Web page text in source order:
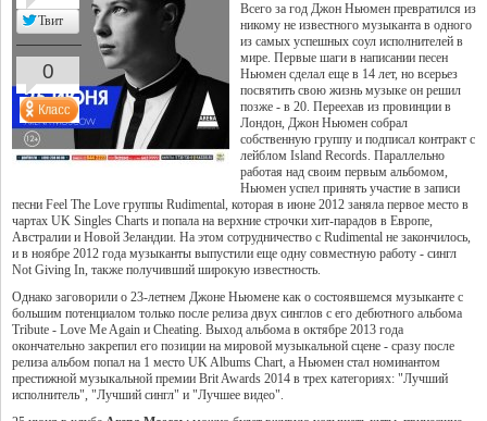
Всего за год Джон Ньюмен превратился из
никому не известного музыканта в одного
из самых успешных соул исполнителей в
мире. Первые шаги в написании песен
Ньюмен сделал еще в 14 лет, но всерьез
посвятить свою жизнь музыке он решил
позже - в 20. Переехав из провинции в
Лондон, Джон Ньюмен собрал
собственную группу и подписал контракт с
лейблом Island Records. Параллельно
работая над своим первым альбомом,
Ньюмен успел принять участие в записи
песни Feel The Love группы Rudimental, которая в июне 2012 заняла первое место в
чартах UK Singles Charts и попала на верхние строчки хит-парадов в Европе,
Австралии и Новой Зеландии. На этом сотрудничество с Rudimental не закончилось,
и в ноябре 2012 года музыканты выпустили еще одну совместную работу - сингл
Not Giving In, также получивший широкую известность.
Однако заговорили о 23-летнем Джоне Ньюмене как о состоявшемся музыканте с
большим потенциалом только после релиза двух синглов с его дебютного альбома
Tribute - Love Me Again и Cheating. Выход альбома в октябре 2013 года
окончательно закрепил его позиции на мировой музыкальной сцене - сразу после
релиза альбом попал на 1 место UK Albums Chart, а Ньюмен стал номинантом
престижной музыкальной премии Brit Awards 2014 в трех категориях: "Лучший
исполнитель", "Лучший сингл" и "Лучшее видео".
Твит
0